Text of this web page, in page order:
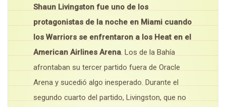
Shaun Livingston fue uno de los
protagonistas de la noche en Miami cuando
los Warriors se enfrentaron a los Heat en el
American Airlines Arena. Los de la Bahía
afrontaban su tercer partido fuera de Oracle
Arena y sucedió algo inesperado. Durante el
segundo cuarto del partido, Livingston, que no